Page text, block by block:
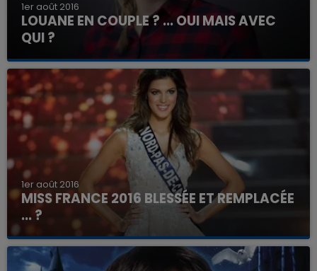
1er août 2016
LOUANE EN COUPLE ? ... OUI MAIS AVEC
QUI ?
1er août 2016
MISS FRANCE 2016 BLESSÉE ET REMPLACÉE
... ?